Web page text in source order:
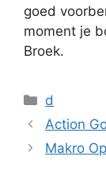
goed
moment je
Broek.
d
Action
Makro